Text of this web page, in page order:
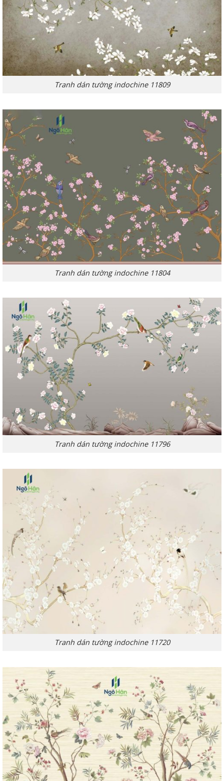
Tranh dán tường indochine 11809
Tranh dán tường indochine 11804
Tranh dán tường indochine 11796
Tranh dán tường indochine 11720